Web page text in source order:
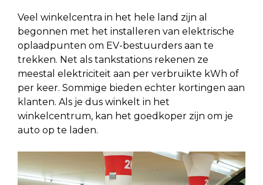
Veel winkelcentra in het hele land zijn al
begonnen met het installeren van elektrische
oplaadpunten om EV-bestuurders aan te
trekken. Net als tankstations rekenen ze
meestal elektriciteit aan per verbruikte kWh of
per keer. Sommige bieden echter kortingen aan
klanten. Als je dus winkelt in het
winkelcentrum, kan het goedkoper zijn om je
auto op te laden.